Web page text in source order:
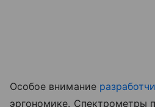
Особое внимание
эргономике. Спектрометры